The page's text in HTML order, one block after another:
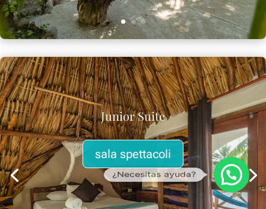
Junior Suite
sala spettacoli
¿Necesitas ayuda?